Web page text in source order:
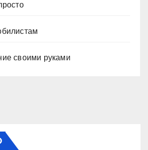
своими руками